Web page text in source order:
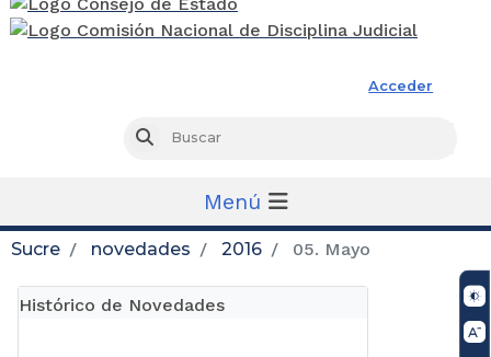
Acceder
Buscar
Menú
Sucre novedades 2016 05. Mayo
Histórico de Novedades